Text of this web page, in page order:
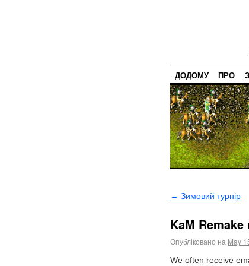
ДОДОМУ ПРО
← Зимовий турнір
KaM Remake
Опубліковано на May
We often receive